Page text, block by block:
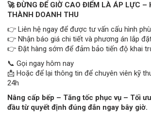
🚀 ĐỪNG ĐỂ GIỜ CAO ĐIỂM LÀ ÁP LỰC –
THÀNH DOANH THU
👉 Liên hệ ngay để được tư vấn cấu hình
👉 Nhận báo giá chi tiết và phương án lắp
👉 Đặt hàng sớm để đảm bảo tiến độ khai
📞 Gọi ngay hôm nay
📩 Hoặc để lại thông tin để chuyên viên kỹ
24h
Nâng cấp bếp – Tăng tốc phục vụ – Tối
đầu từ quyết định đúng đắn ngay bây giờ.